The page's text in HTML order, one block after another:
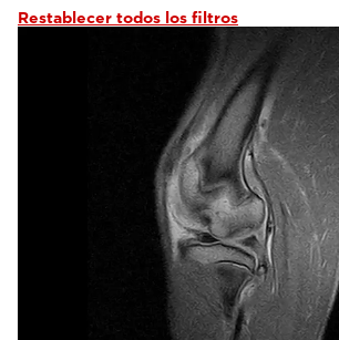
Vet-MR Grande ELITE(3)
Restablecer todos los filtros